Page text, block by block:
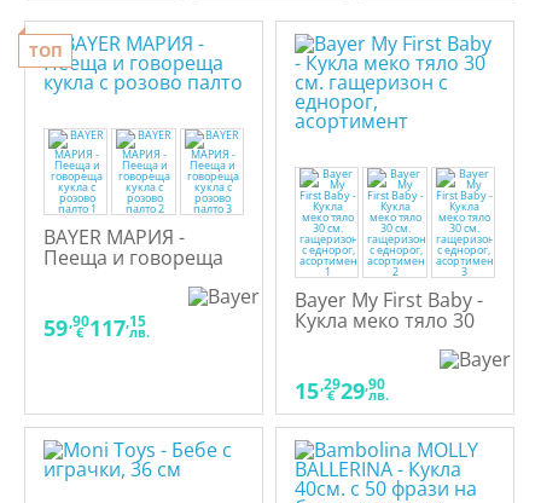
ТОП
BAYER МАРИЯ -
Пееща и говореща
кукла с розово палто
59,90
€ 117,15
лв.
Bayer My First Baby -
Кукла меко тяло 30
см. гащеризон с
асортимент
15,29
€ 29,90
лв.